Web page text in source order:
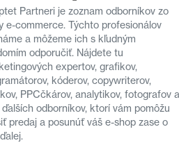
Partneri je zoznam odborníkov zo
e-commerce. Týchto profesionálov
a môžeme ich s kľudným
odporučiť. Nájdete tu
expertov, grafikov,
kóderov, copywriterov,
PPCčkárov, analytikov, fotografov a
ďalších odborníkov, ktorí vám pomôžu
predaj a posunúť váš e-shop zase o